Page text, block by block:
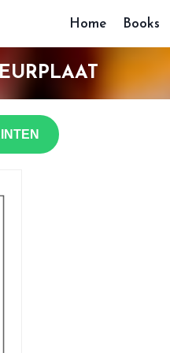
Home Books